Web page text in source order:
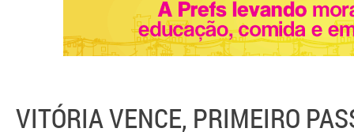
VITÓRIA VENCE, PRIMEIRO